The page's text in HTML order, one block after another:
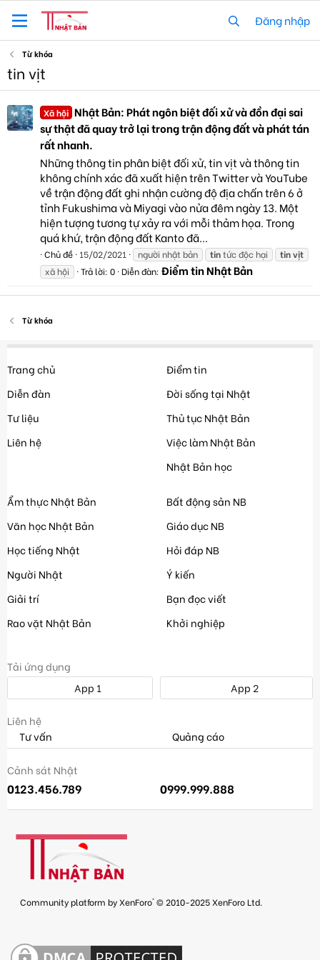
Đăng nhập
Từ khóa
tin vịt
Xã hội Nhật Bản: Phát ngôn biệt đối xử và đồn đại sai
sự thật đã quay trở lại trong trận động đất và phát tán
rất nhanh.
Những thông tin phân biệt đối xử, tin vịt và thông tin
không chính xác đã xuất hiện trên Twitter và YouTube
về trận động đất ghi nhận cường độ địa chấn trên 6 ở
tỉnh Fukushima và Miyagi vào nửa đêm ngày 13. Một
hiện tượng tương tự xảy ra với mỗi thảm họa. Trong
quá khứ, trận động đất Kanto đã...
Chủ đề 15/02/2021 người nhật bản tintức độc hại tinvịt
xã hội
Trả lời: 0 Diễn đàn: Điểm tin Nhật Bản
Từ khóa
Trang chủ
Diễn đàn
Tư liệu
Liên hệ
Điểm tin
Đời sống tại Nhật
Thủ tục Nhật Bản
Việc làm Nhật Bản
Nhật Bản học
Ẩm thực Nhật Bản
Văn học Nhật Bản
Học tiếng Nhật
Người Nhật
Giải trí
Rao vặt Nhật Bản
Bất động sản NB
Giáo dục NB
Hỏi đáp NB
Ý kiến
Bạn đọc viết
Khởi nghiệp
Tải ứng dụng
App 1
App 2
Liên hệ
Tư vấn
Quảng cáo
Cảnh sát Nhật
0123.456.789 0999.999.888
Community platform by XenForo® © 2010-2025 XenForo Ltd.